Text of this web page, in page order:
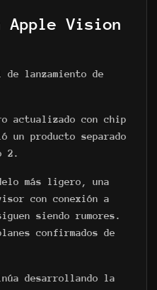
Apple Vision
lanzamiento de
actualizado con chip
un producto separado
2.
más ligero, una
con conexión a
siendo rumores.
confirmados de
desarrollando la